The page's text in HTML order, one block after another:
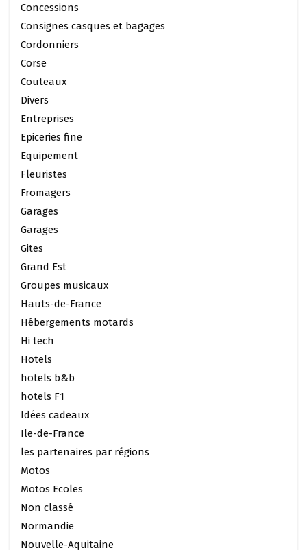
Concessions
Consignes casques et bagages
Cordonniers
Corse
Couteaux
Divers
Entreprises
Epiceries fine
Equipement
Fleuristes
Fromagers
Garages
Garages
Gites
Grand Est
Groupes musicaux
Hauts-de-France
Hébergements motards
Hi tech
Hotels
hotels b&b
hotels F1
Idées cadeaux
Ile-de-France
les partenaires par régions
Motos
Motos Ecoles
Non classé
Normandie
Nouvelle-Aquitaine